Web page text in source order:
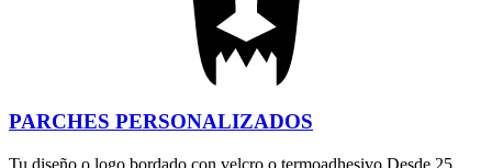
PARCHES PERSONALIZADOS
Tu diseño o logo bordado con velcro o termoadhesivo Desde 25